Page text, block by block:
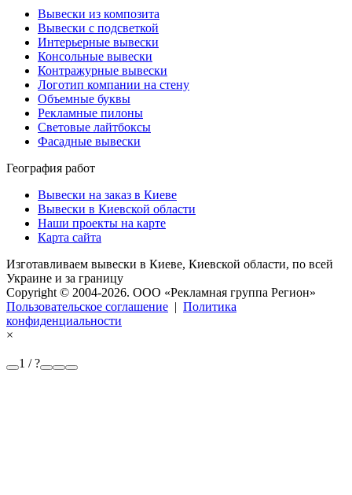
Вывески из композита
Вывески с подсветкой
Интерьерные вывески
Консольные вывески
Контражурные вывески
Логотип компании на стену
Объемные буквы
Рекламные пилоны
Световые лайтбоксы
Фасадные вывески
География работ
Вывески на заказ в Киеве
Вывески в Киевской области
Наши проекты на карте
Карта сайта
Изготавливаем вывески в Киеве, Киевской области, по всей
Украине и за границу
Copyright © 2004-2026. OOO «Рекламная группа Регион»
Пользовательское соглашение | Политика
конфиденциальности
×
1 / ?